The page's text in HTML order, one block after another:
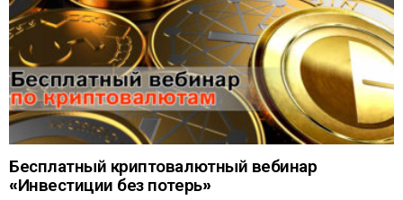
Бесплатный криптовалютный вебинар
«Инвестиции без потерь»